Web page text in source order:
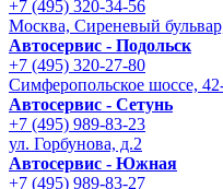
+7 (495) 320-34-56
Москва, Сиреневый
Автосервис - Подольск
+7 (495) 320-27-80
Симферопольское шоссе,
Автосервис - Сетунь
+7 (495) 989-83-23
ул. Горбунова, д.2
Автосервис - Южная
+7 (495) 989-83-27